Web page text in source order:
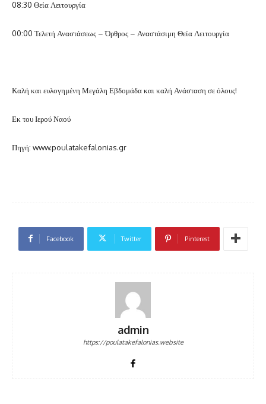
08:30 Θεία Λειτουργία
00:00 Τελετή Αναστάσεως – Όρθρος – Αναστάσιμη Θεία Λειτουργία
Καλή και ευλογημένη Μεγάλη Εβδομάδα και καλή Ανάσταση σε όλους!
Εκ του Ιερού Ναού
Πηγή: www.poulatakefalonias.gr
Facebook Twitter Pinterest
admin
https://poulatakefalonias.website